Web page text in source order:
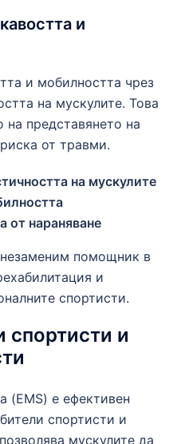
и
и мобилността чрез
на мускулите. Това
на представянето на
от травми.
на мускулите
от нараняване
помощник в
и
спортисти.
спортисти и
(EMS) е ефективен
спортисти и
мускулите да